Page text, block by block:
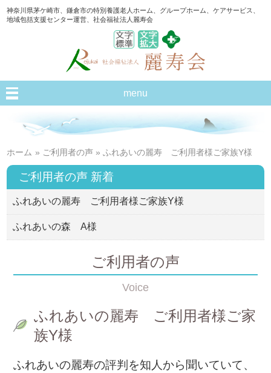
神奈川県茅ケ崎市、鎌倉市の特別養護老人ホーム、グループホーム、ケアサービス、
地域包括支援センター運営、社会福祉法人麗寿会
menu
ホーム » ご利用者の声 » ふれあいの麗寿 ご利用者様ご家族Y様
ご利用者の声 新着
ふれあいの麗寿 ご利用者様ご家族Y様
ふれあいの森 A様
ご利用者の声
Voice
ふれあいの麗寿 ご利用者様ご家
族Y様
ふれあいの麗寿の評判を知人から聞いていて、